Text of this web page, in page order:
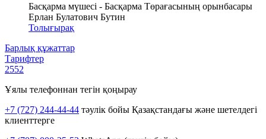
Басқарма мүшесi - Басқарма Төрағасының орынбасары
Ерлан Булатович Бутин
Толығырақ
Барлық құжаттар
Тарифтер
2552
Ұялы телефоннан тегін қоңырау
+7 (727) 244-44-44 тәулік бойы Қазақстандағы және шетелдегі
клиенттерге